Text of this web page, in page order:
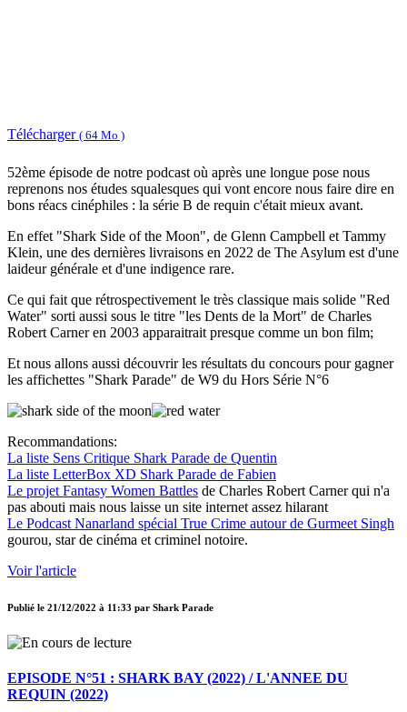
Télécharger ( 64 Mo )
52ème épisode de notre podcast où après une longue pose nous
reprenons nos études squalesques qui vont encore nous faire dire en
bons réacs cinéphiles : la série B de requin c'était mieux avant.
En effet "Shark Side of the Moon", de Glenn Campbell et Tammy
Klein, une des dernières livraisons en 2022 de The Asylum est d'une
laideur générale et d'une indigence rare.
Ce qui fait que rétrospectivement le très classique mais solide "Red
Water" sorti aussi sous le titre "les Dents de la Mort" de Charles
Robert Carner en 2003 apparaitrait presque comme un bon film;
Et nous allons aussi découvrir les résultats du concours pour gagner
les affichettes "Shark Parade" de W9 du Hors Série N°6
Recommandations:
La liste Sens Critique Shark Parade de Quentin
La liste LetterBox XD Shark Parade de Fabien
Le projet Fantasy Women Battles de Charles Robert Carner qui n'a
pas abouti mais nous laisse un site internet assez hilarant
Le Podcast Nanarland spécial True Crime autour de Gurmeet Singh
gourou, star de cinéma et criminel notoire.
Voir l'article
Publié le 21/12/2022 à 11:33 par Shark Parade
EPISODE N°51 : SHARK BAY (2022) / L'ANNEE DU
REQUIN (2022)